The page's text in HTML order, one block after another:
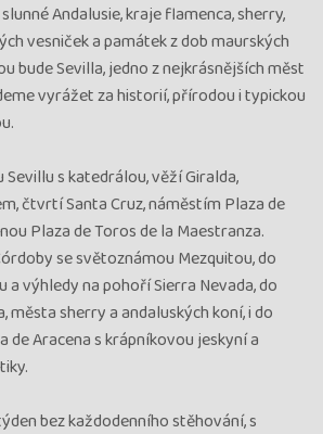
Andalusie, kraje flamenca, sherry,
vesniček a památek z dob maurských
bude Sevilla, jedno z nejkrásnějších měst
vyrážet za historií, přírodou i typickou
s katedrálou, věží Giralda,
čtvrtí Santa Cruz, náměstím Plaza de
Plaza de Toros de la Maestranza.
se světoznámou Mezquitou, do
a výhledy na pohoří Sierra Nevada, do
města sherry a andaluských koní, i do
Aracena s krápníkovou jeskyní a
bez každodenního stěhování, s